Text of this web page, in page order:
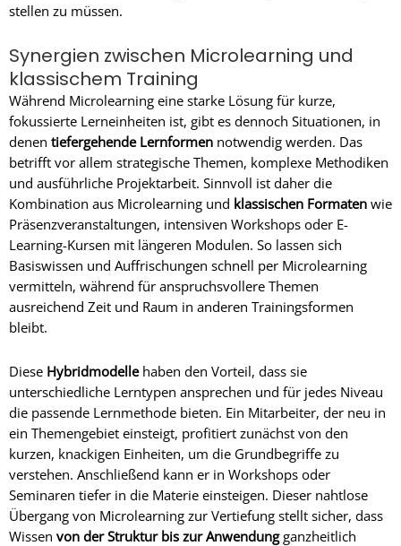
stellen zu müssen.
Synergien zwischen Microlearning und
klassischem Training
Während Microlearning eine starke Lösung für kurze,
fokussierte Lerneinheiten ist, gibt es dennoch Situationen, in
denen tiefergehende Lernformen notwendig werden. Das
betrifft vor allem strategische Themen, komplexe Methodiken
und ausführliche Projektarbeit. Sinnvoll ist daher die
Kombination aus Microlearning und klassischen Formaten wie
Präsenzveranstaltungen, intensiven Workshops oder E-
Learning-Kursen mit längeren Modulen. So lassen sich
Basiswissen und Auffrischungen schnell per Microlearning
vermitteln, während für anspruchsvollere Themen
ausreichend Zeit und Raum in anderen Trainingsformen
bleibt.
Diese Hybridmodellehaben den Vorteil, dass sie
unterschiedliche Lerntypen ansprechen und für jedes Niveau
die passende Lernmethode bieten. Ein Mitarbeiter, der neu in
ein Themengebiet einsteigt, profitiert zunächst von den
kurzen, knackigen Einheiten, um die Grundbegriffe zu
verstehen. Anschließend kann er in Workshops oder
Seminaren tiefer in die Materie einsteigen. Dieser nahtlose
Übergang von Microlearning zur Vertiefung stellt sicher, dass
Wissen von der Struktur bis zur Anwendungganzheitlich